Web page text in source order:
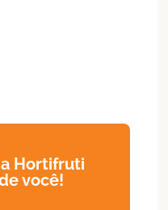
Hortifruti
você!